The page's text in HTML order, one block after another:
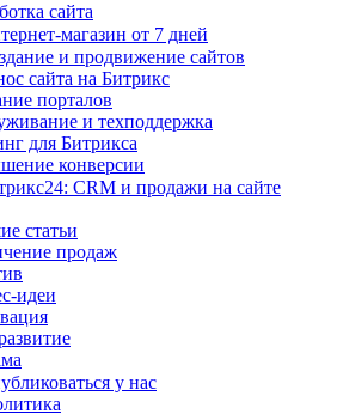
сайта
магазин от 7 дней
и продвижение сайтов
сайта на Битрикс
порталов
и техподдержка
для Битрикса
конверсии
CRM и продажи на сайте
статьи
продаж
идеи
у нас